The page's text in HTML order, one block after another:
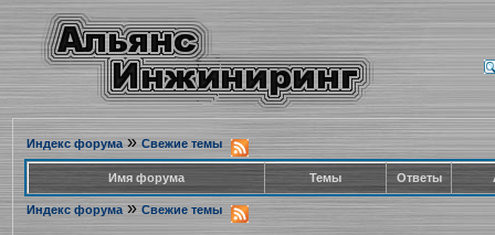
Индекс форума» Свежие темы
Имя форума Темы Ответы
Индекс форума » Свежие темы